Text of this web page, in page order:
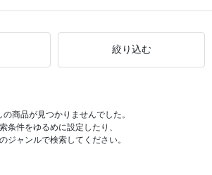
絞り込む
の商品が見つかりませんでした。
条件をゆるめに設定したり、
のジャンルで検索してください。